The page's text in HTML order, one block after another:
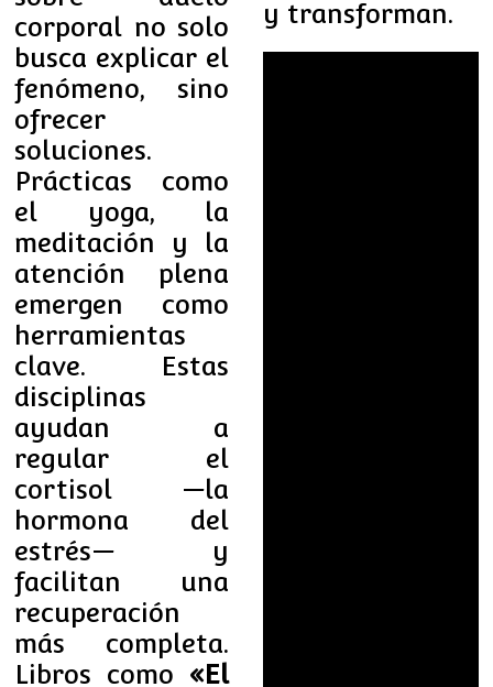
corporal no solo
busca explicar el
fenómeno, sino
ofrecer
soluciones.
Prácticas como
el yoga, la
meditación y la
atención plena
emergen como
herramientas
clave. Estas
disciplinas
ayudan a
regular el
cortisol —la
hormona del
estrés— y
facilitan una
recuperación
más completa.
Libros como «El
y transforman.